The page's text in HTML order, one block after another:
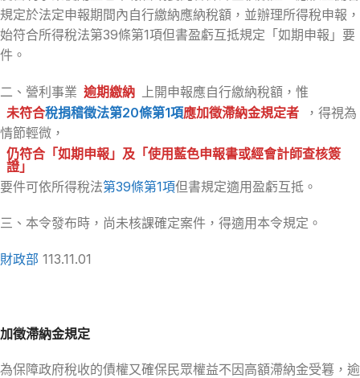
規定於法定申報期間內自行繳納應納稅額，並辦理所得稅申報，
始符合所得稅法第39條第1項但書盈虧互抵規定「如期申報」要
件。
二、營利事業 逾期繳納
上開申報應自行繳納稅額，惟
未符合稅捐稽徵法第20條第1項應加徵滯納金規定者
，得視為
情節輕微，
仍符合「如期申報」及「使用藍色申報書或經會計師查核簽
證」
要件可依所得稅法第39條第1項但書規定適用盈虧互抵。
三、本令發布時，尚未核課確定案件，得適用本令規定。
財政部 113.11.01
加徵滯納金規定
為保障政府稅收的債權又確保民眾權益不因高額滯納金受篹，逾